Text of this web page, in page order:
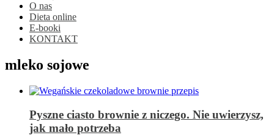
O nas
Dieta online
E-booki
KONTAKT
mleko sojowe
Pyszne ciasto brownie z niczego. Nie uwierzysz,
jak mało potrzeba